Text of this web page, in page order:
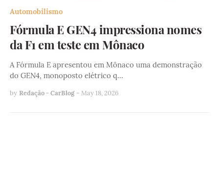
Automobilismo
Fórmula E GEN4 impressiona nomes
da F1 em teste em Mônaco
A Fórmula E apresentou em Mônaco uma demonstração
do GEN4, monoposto elétrico q…
by Redação - CarBlog - May 18, 2026